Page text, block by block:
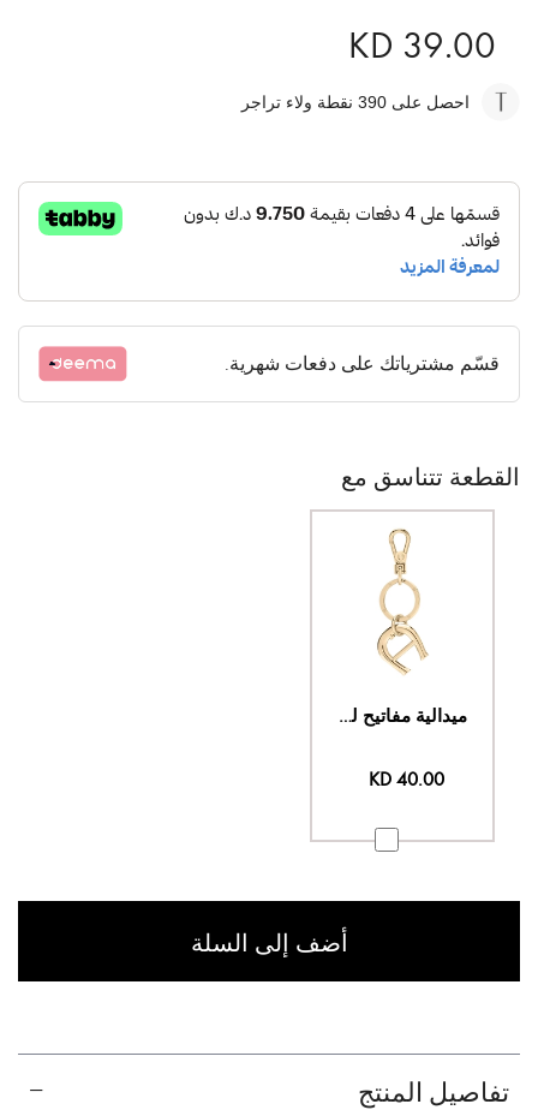
KD 39.00
احصل على 390 نقطة ولاء تراجر
قسّم مشترياتك على دفعات شهرية.
القطعة تتناسق مع
ميدالية مفاتيح لوغو
KD 40.00
أضف إلى السلة
تفاصيل المنتج